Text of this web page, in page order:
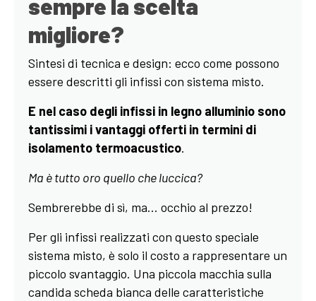
migliore?
Sintesi di tecnica e design: ecco come possono
essere descritti gli infissi con sistema misto.
E nel caso degli infissi in legno alluminio sono
tantissimi i vantaggi offerti in termini di
isolamento termoacustico.
Ma è tutto oro quello che luccica?
Sembrerebbe di sì, ma… occhio al prezzo!
Per gli infissi realizzati con questo speciale
sistema misto, è solo il costo a rappresentare un
piccolo svantaggio. Una piccola macchia sulla
candida scheda bianca delle caratteristiche